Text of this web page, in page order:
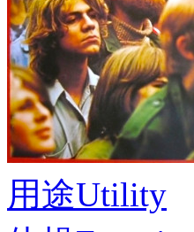
用途Utility